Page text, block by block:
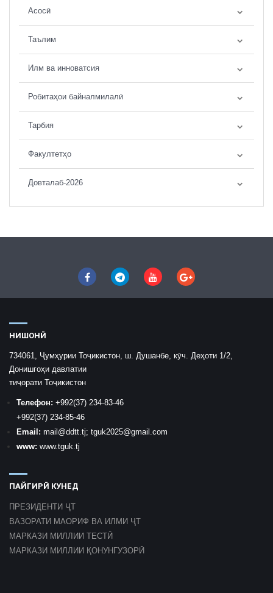
Асосӣ
Таълим
Илм ва инноватсия
Робитаҳои байналмилалӣ
Тарбия
Факултетҳо
Довталаб-2026
НИШОНӢ
734061, Ҷумҳурии Тоҷикистон, ш. Душанбе, кӯч. Деҳоти 1/2,
Донишгоҳи давлатии
тиҷорати Тоҷикистон
Телефон: +992(37) 234-83-46
+992(37) 234-85-46
Email: mail @ddtt.tj; tguk2025@gmail.com
www: www.tguk.tj
ПАЙГИРӢ КУНЕД
ПРЕЗИДЕНТИ ҶТ
ВАЗОРАТИ МАОРИФ ВА ИЛМИ ҶТ
МАРКАЗИ МИЛЛИИ ТЕСТӢ
МАРКАЗИ МИЛЛИИ ҚОНУНГУЗОРӢ